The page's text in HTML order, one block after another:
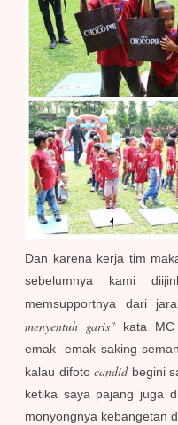
Dan karena kerja tim
sebelumnya kami
memsupportnya dari
menyentuh garis"kata MC
emak -emak saking
kalau difotocandidbegini
ketika saya pajang juga
monyongnya kebangetan